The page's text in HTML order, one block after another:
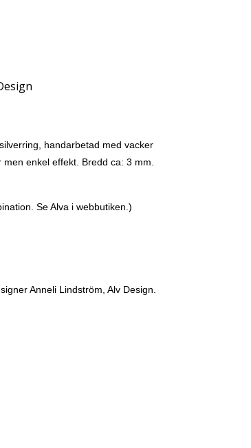
handarbetad med vacker
enkel effekt. Bredd ca: 3 mm.
Se Alva i webbutiken.)
Anneli Lindström, Alv Design.